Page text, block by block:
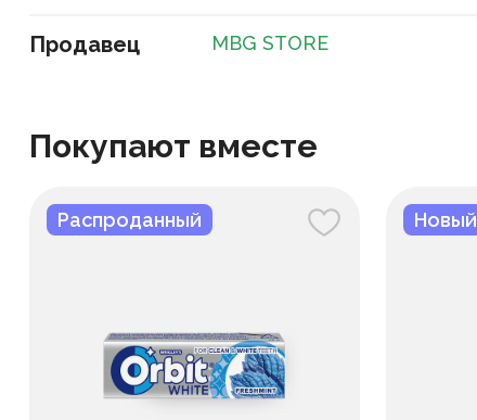
Продавец MBG STORE
Покупают вместе
Распроданный Новый